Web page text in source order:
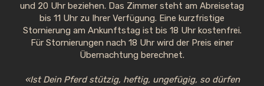
und 20 Uhr beziehen. Das Zimmer steht am Abreisetag
bis 11 Uhr zu Ihrer Verfügung. Eine kurzfristige
Stornierung am Ankunftstag ist bis 18 Uhr kostenfrei.
Für Stornierungen nach 18 Uhr wird der Preis einer
Übernachtung berechnet.
«Ist Dein Pferd stützig, heftig, ungefügig, so dürfen